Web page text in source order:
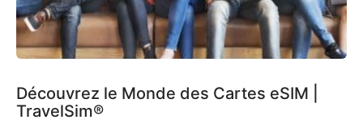
Découvrez le Monde des Cartes eSIM |
TravelSim®